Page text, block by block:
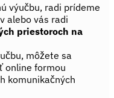
výučbu, radi prídeme
alebo vás radi
priestoroch na
môžete sa
online formou
komunikačných